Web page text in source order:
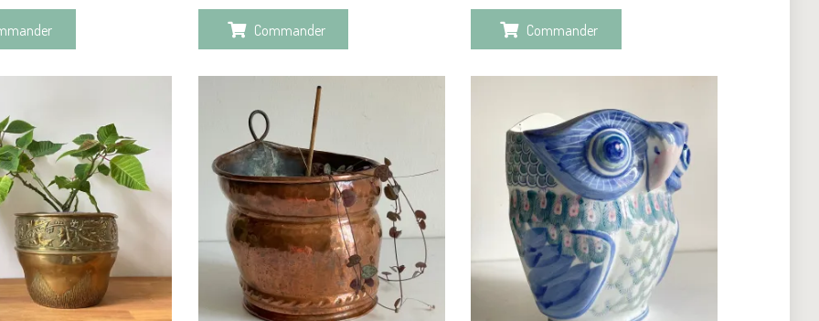
Commander Commander